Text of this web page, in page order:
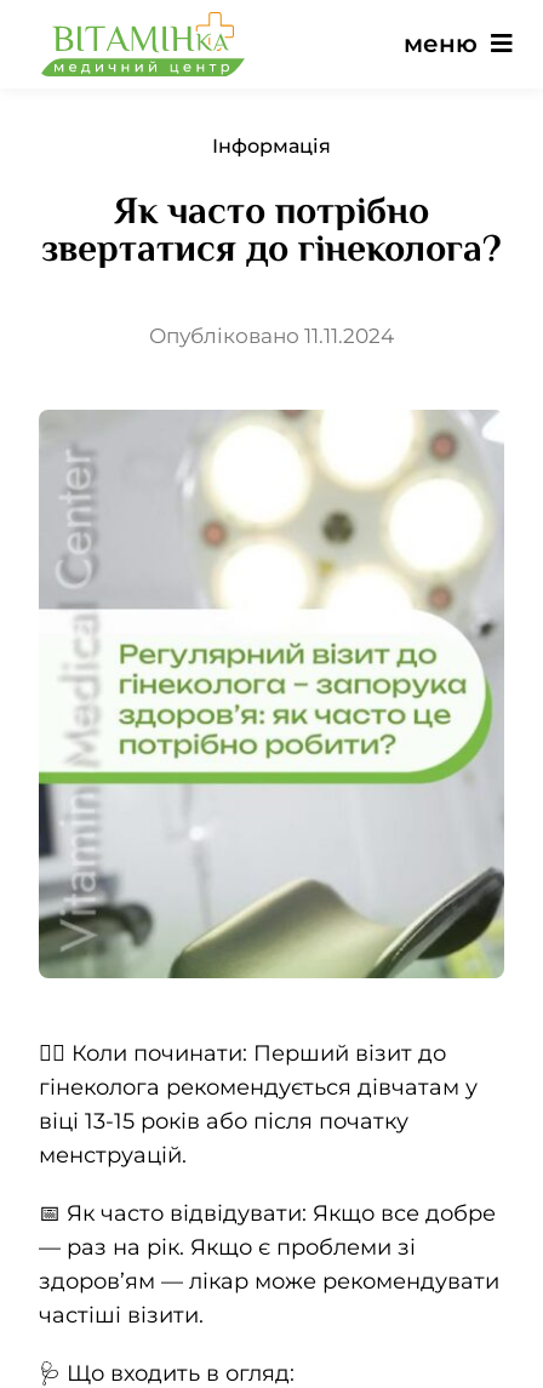
вмісту
меню
Головна
Послуги
Відгуки
Новини
Контакти
UK
Інформація
Як часто потрібно
звертатися до гінеколога?
Опубліковано 11.11.2024
👩‍⚕️ Коли починати: Перший візит до
гінеколога рекомендується дівчатам у
віці 13-15 років або після початку
менструацій.
📅 Як часто відвідувати: Якщо все добре
— раз на рік. Якщо є проблеми зі
здоров’ям — лікар може рекомендувати
частіші візити.
🩺 Що входить в огляд: